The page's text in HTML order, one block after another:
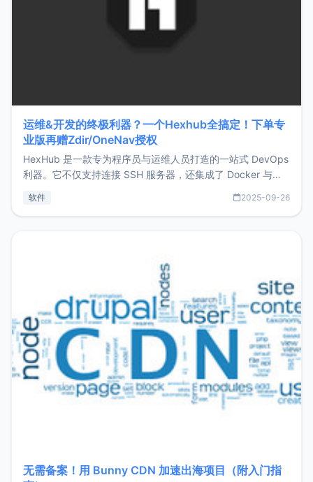
运维&开发的终极利器？一个Hexhub全搞定！下单专
业版再赠Zdir/OneNav授权
HexHub 是一款专为程序员与运维人员打造的一站式 DevOps
利器。它不仅支持连接 SSH 服务器，还集成了 Docker 与常
件间频繁切换，仅凭 HexHub 即可同时搞定运维与数据库操
软件 2025-09-26
无需备案！用 Bunny CDN 加速出海项目（附入门指